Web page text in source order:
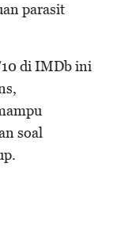
parasit
di IMDb ini
soal